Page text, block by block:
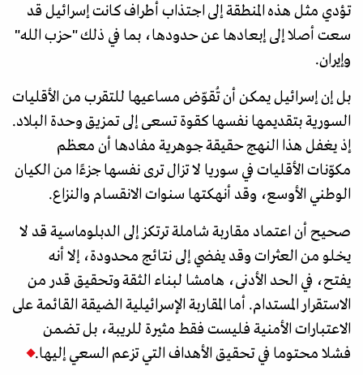
تؤدي مثل هذه المنطقة إلى اجتذاب أطراف كانت إسرائيل قد
سعت أصلا إلى إبعادها عن حدودها، بما في ذلك "حزب الله"
وإيران.
بل إن إسرائيل يمكن أن تُقوّض مساعيها للتقرب من الأقليات
السورية بتقديمها نفسها كقوة تسعى إلى تمزيق وحدة البلاد.
إذ يغفل هذا النهج حقيقة جوهرية مفادها أن معظم
مكوّنات الأقليات في سوريا لا تزال ترى نفسها جزءًا من الكيان
الوطني الأوسع، وقد أنهكتها سنوات الانقسام والنزاع.
صحيح أن اعتماد مقاربة شاملة ترتكز إلى الدبلوماسية قد لا
يخلو من العثرات وقد يفضي إلى نتائج محدودة، إلا أنه
يفتح، في الحد الأدنى، هامشا لبناء الثقة وتحقيق قدر من
الاستقرار المستدام. أما المقاربة الإسرائيلية الضيقة القائمة على
الاعتبارات الأمنية فليست فقط مثيرة للريبة، بل تضمن
فشلا محتوما في تحقيق الأهداف التي تزعم السعي إليها.